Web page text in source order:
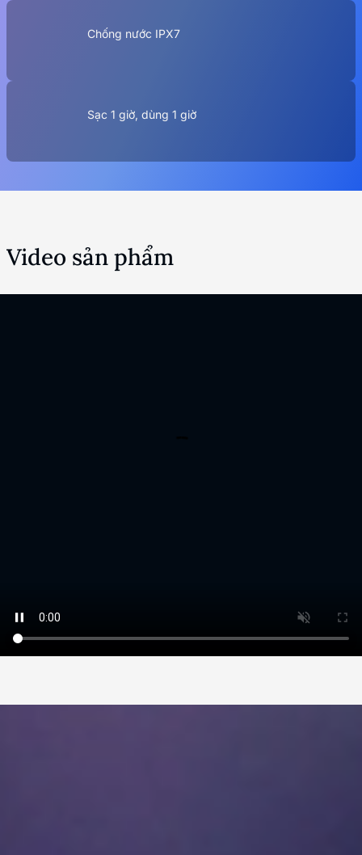
Chống nước IPX7
Sạc 1 giờ, dùng 1 giờ
Video sản phẩm